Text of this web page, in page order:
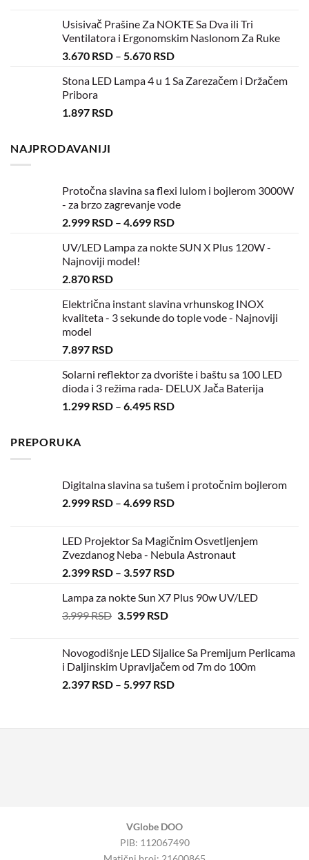
Usisivač Prašine Za NOKTE Sa Dva ili Tri
Ventilatora i Ergonomskim Naslonom Za Ruke
3.670 RSD – 5.670 RSD
Stona LED Lampa 4 u 1 Sa Zarezačem i Držačem
Pribora
1.897 RSD
NAJPRODAVANIJI
Protočna slavina sa flexi lulom i bojlerom 3000W
- za brzo zagrevanje vode
2.999 RSD – 4.699 RSD
UV/LED Lampa za nokte SUN X Plus 120W -
Najnoviji model!
2.870 RSD
Električna instant slavina vrhunskog INOX
kvaliteta - 3 sekunde do tople vode - Najnoviji
model
7.897 RSD
Solarni reflektor za dvorište i baštu sa 100 LED
dioda i 3 režima rada- DELUX Jača Baterija
1.299 RSD – 6.495 RSD
PREPORUKA
Digitalna slavina sa tušem i protočnim bojlerom
2.999 RSD – 4.699 RSD
LED Projektor Sa Magičnim Osvetljenjem
Zvezdanog Neba - Nebula Astronaut
2.399 RSD – 3.597 RSD
Lampa za nokte Sun X7 Plus 90w UV/LED
3.999RSD 3.599 RSD
Novogodišnje LED Sijalice Sa Premijum Perlicama
i Daljinskim Upravljačem od 7m do 100m
2.397 RSD – 5.997 RSD
VGlobe DOO
PIB: 112067490